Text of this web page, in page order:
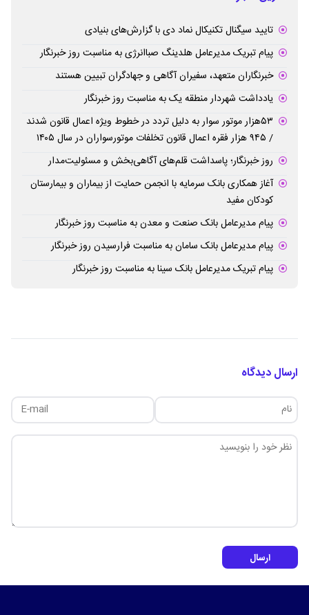
تایید سیگنال تکنیکال نماد دی با گزارش‌های بنیادی
پیام تبریک مدیرعامل هلدینگ صباانرژی به مناسبت روز خبرنگار
خبرنگاران متعهد، سفیران آگاهی و جهادگران تبیین هستند
یادداشت شهردار منطقه یک به مناسبت روز خبرنگار
۵۳هزار موتور سوار به دلیل تردد در خطوط ویژه اعمال قانون شدند
/ ۹۴۵ هزار فقره اعمال قانون تخلفات موتورسواران در سال ۱۴۰۵
روز خبرنگار؛ پاسداشت قلم‌های آگاهی‌بخش و مسئولیت‌مدار
آغاز همکاری بانک سرمایه با انجمن حمایت از بیماران و بیمارستان
کودکان مفید
پیام مدیرعامل بانک صنعت و معدن به مناسبت روز خبرنگار
پیام مدیرعامل بانک سامان به مناسبت فرارسیدن روز خبرنگار
پیام تبریک مدیرعامل بانک سینا به مناسبت روز خبرنگار
ارسال دیدگاه
ارسال